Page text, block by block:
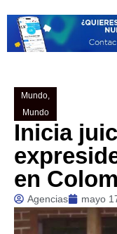
Mundo,
Mundo
Inicia
en
Agencias mayo